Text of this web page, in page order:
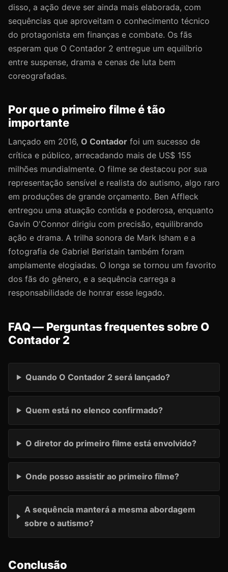
disso, a ação deve ser ainda mais elaborada, com
sequências que aproveitam o conhecimento técnico
do protagonista em finanças e combate. Os fãs
esperam que O Contador 2 entregue um equilíbrio
entre suspense, drama e cenas de luta bem
coreografadas.
Por que o primeiro filme é tão
importante
Lançado em 2016, O Contador foi um sucesso de
crítica e público, arrecadando mais de US$ 155
milhões mundialmente. O filme se destacou por sua
representação sensível e realista do autismo, algo raro
em produções de grande orçamento. Ben Affleck
entregou uma atuação contida e poderosa, enquanto
Gavin O'Connor dirigiu com precisão, equilibrando
ação e drama. A trilha sonora de Mark Isham e a
fotografia de Gabriel Beristain também foram
amplamente elogiadas. O longa se tornou um favorito
dos fãs do gênero, e a sequência carrega a
responsabilidade de honrar esse legado.
FAQ — Perguntas frequentes sobre O
Contador 2
Quando O Contador 2 será lançado?
Quem está no elenco confirmado?
O diretor do primeiro filme está envolvido?
Onde posso assistir ao primeiro filme?
A sequência manterá a mesma abordagem
sobre o autismo?
Conclusão